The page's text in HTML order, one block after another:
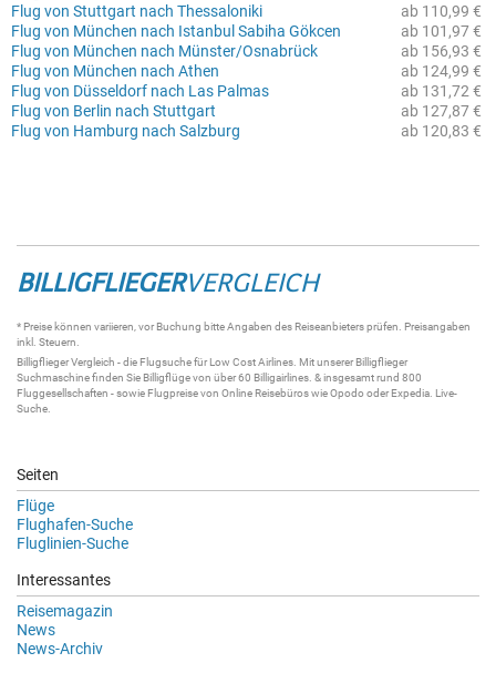
ab 110,99 €
Flug von Stuttgart nach Thessaloniki
ab 101,97 €
Flug von München nach Istanbul Sabiha Gökcen
ab 156,93 €
Flug von München nach Münster/Osnabrück
ab 124,99 €
Flug von München nach Athen
ab 131,72 €
Flug von Düsseldorf nach Las Palmas
ab 127,87 €
Flug von Berlin nach Stuttgart
ab 120,83 €
Flug von Hamburg nach Salzburg
BILLIGFLIEGERVERGLEICH
* Preise können variieren, vor Buchung bitte Angaben des Reiseanbieters prüfen. Preisangaben
inkl. Steuern.
BilligfliegerVergleich - die Flugsuchefür Low Cost Airlines. Mit unsererBilligflieger
Suchmaschinefinden Sie Billigflügevon über 60 Billigairlines . & insgesamt rund 800
Fluggesellschaften - sowie Flugpreise von Online Reisebüros wie Opodo oder Expedia. Live-
Suche
Seiten
Flüge
Flughafen-Suche
Fluglinien-Suche
Interessantes
Reisemagazin
News
News-Archiv